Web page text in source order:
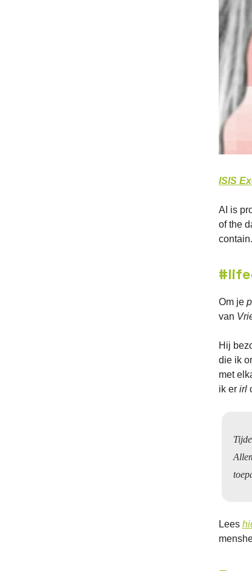
ISIS
AI is
of the
contain.
Om je
van
Hij
die ik
met
ik er irl
Lees